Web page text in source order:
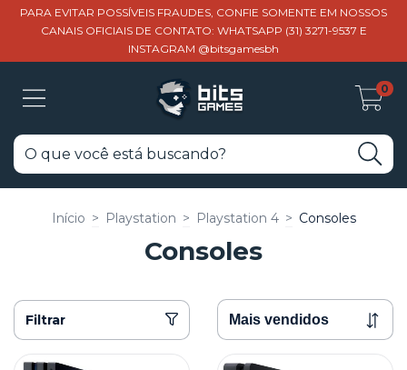
PARA EVITAR POSSÍVEIS FRAUDES, CONFIE SOMENTE EM NOSSOS
CANAIS OFICIAIS DE CONTATO: WHATSAPP (31) 3271-9537 E
INSTAGRAM @bitsgamesbh
0
Início > Playstation > Playstation 4 > Consoles
Consoles
Filtrar